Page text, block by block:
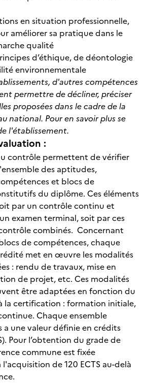
en situation professionnelle,
améliorer sa pratique dans le
qualité
d’éthique, de déontologie
environnementale
d'autres compétences
permettre de décliner, préciser
proposées dans le cadre de la
national. Pour en savoir plus se
l'établissement.
:
contrôle permettent de vérifier
des aptitudes,
et blocs de
du diplôme. Ces éléments
par un contrôle continu et
examen terminal, soit par ces
combinés. Concernant
de compétences, chaque
met en œuvre les modalités
: rendu de travaux, mise en
de projet, etc. Ces modalités
être adaptées en fonction du
la certification : formation initiale,
Chaque ensemble
a une valeur définie en crédits
Pour l’obtention du grade de
commune est fixée
de 120 ECTS au-delà